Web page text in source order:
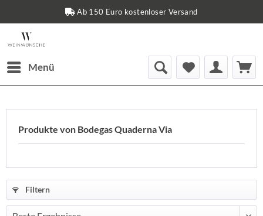
kostenloser Versand
Menü
Produkte von Bodegas Quaderna Via
Filtern